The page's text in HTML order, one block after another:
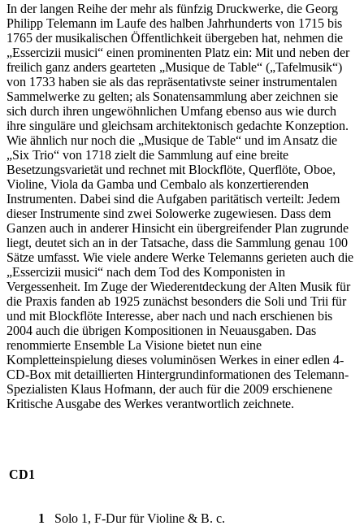
In der langen Reihe der mehr als fünfzig Druckwerke, die Georg
Philipp Telemann im Laufe des halben Jahrhunderts von 1715 bis
1765 der musikalischen Öffentlichkeit übergeben hat, nehmen die
„Essercizii musici“ einen prominenten Platz ein: Mit und neben der
freilich ganz anders gearteten „Musique de Table“ („Tafelmusik“)
von 1733 haben sie als das repräsentativste seiner instrumentalen
Sammelwerke zu gelten; als Sonatensammlung aber zeichnen sie
sich durch ihren ungewöhnlichen Umfang ebenso aus wie durch
ihre singuläre und gleichsam architektonisch gedachte Konzeption.
Wie ähnlich nur noch die „Musique de Table“ und im Ansatz die
„Six Trio“ von 1718 zielt die Sammlung auf eine breite
Besetzungsvarietät und rechnet mit Blockflöte, Querflöte, Oboe,
Violine, Viola da Gamba und Cembalo als konzertierenden
Instrumenten. Dabei sind die Aufgaben paritätisch verteilt: Jedem
dieser Instrumente sind zwei Solowerke zugewiesen. Dass dem
Ganzen auch in anderer Hinsicht ein übergreifender Plan zugrunde
liegt, deutet sich an in der Tatsache, dass die Sammlung genau 100
Sätze umfasst. Wie viele andere Werke Telemanns gerieten auch die
„Essercizii musici“ nach dem Tod des Komponisten in
Vergessenheit. Im Zuge der Wiederentdeckung der Alten Musik für
die Praxis fanden ab 1925 zunächst besonders die Soli und Trii für
und mit Blockflöte Interesse, aber nach und nach erschienen bis
2004 auch die übrigen Kompositionen in Neuausgaben. Das
renommierte Ensemble La Visione bietet nun eine
Kompletteinspielung dieses voluminösen Werkes in einer edlen 4-
CD-Box mit detaillierten Hintergrundinformationen des Telemann-
Spezialisten Klaus Hofmann, der auch für die 2009 erschienene
Kritische Ausgabe des Werkes verantwortlich zeichnete.
CD1
1 Solo 1, F-Dur für Violine & B. c.